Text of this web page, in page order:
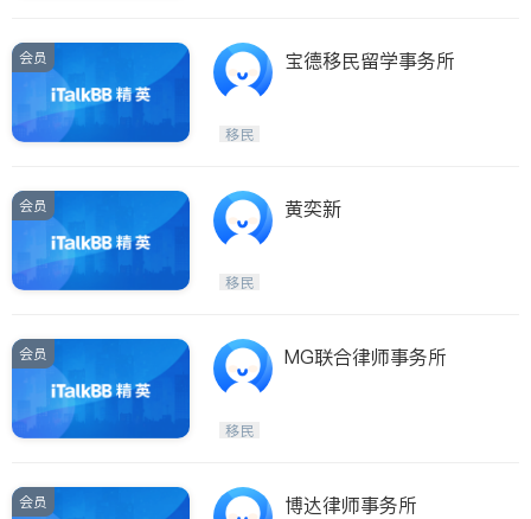
会员 宝德移民留学事务所
移民
会员 黄奕新
移民
会员 MG联合律师事务所
移民
会员 博达律师事务所